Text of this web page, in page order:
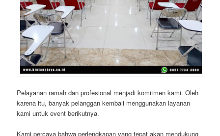
Pelayanan ramah dan profesional menjadi komitmen kami. Oleh
karena itu, banyak pelanggan kembali menggunakan layanan
kami untuk event berikutnya.
Kami percaya bahwa perlengkapan yang tepat akan mendukung